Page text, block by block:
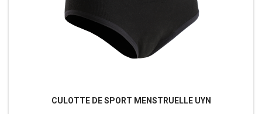
CULOTTE DE SPORT MENSTRUELLE UYN